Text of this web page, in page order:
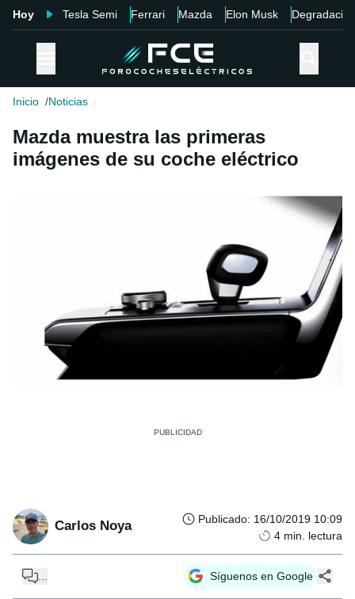
Hoy Tesla Semi Ferrari Mazda Elon Musk Degradación
Inicio Noticias
Mazda muestra las primeras
imágenes de su coche eléctrico
Carlos Noya Publicado: 16/10/2019 10:09
4 min. lectura
Síguenos en Google